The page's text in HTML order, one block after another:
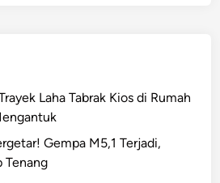
Laha Tabrak Kios di Rumah
Gempa M5,1 Terjadi,
Tenang